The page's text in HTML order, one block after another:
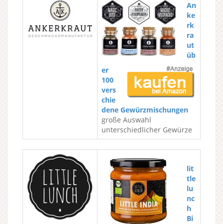
An
ke
rk
ra
ut
üb
er
100
vers
chie
dene Gewürzmischungen
große Auswahl
unterschiedlicher Gewürze
lit
tle
lu
nc
h
Bi